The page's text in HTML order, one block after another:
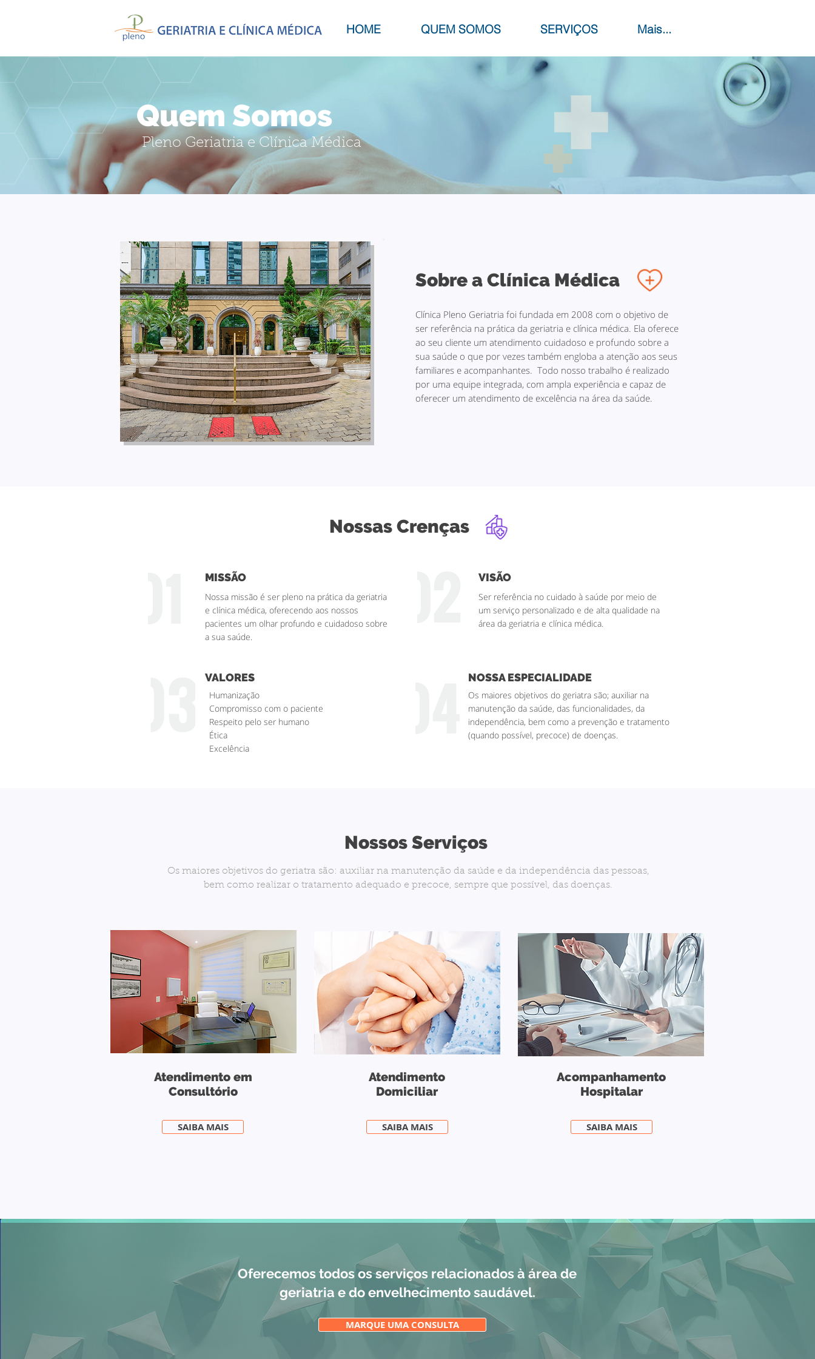
HOME QUEM SOMOS SERVIÇOS Mais...
Sobre a Clínica Médica
Clínica Pleno Geriatria foi fundada em 2008 com o objetivo de
ser referência na prática da geriatria e clínica médica. Ela oferece
ao seu cliente um atendimento cuidadoso e profundo sobre a
sua saúde o que por vezes também engloba a atenção aos seus
familiares e acompanhantes. Todo nosso trabalho é realizado
por uma equipe integrada, com ampla experiência e capaz de
oferecer um atendimento de excelência na área da saúde.
Quem Somos
Pleno Geriatria e Clínica Médica
Nossas Crenças
MISSÃO
Nossa missão é ser pleno na prática da geriatria
e clínica médica, oferecendo aos nossos
pacientes um olhar profundo e cuidadoso sobre
a sua saúde.
VISÃO
Ser referência no cuidado à saúde por meio de
um serviço personalizado e de alta qualidade na
área da geriatria e clínica médica.
VALORES
Humanização
Compromisso com o paciente
Respeito pelo ser humano
Ética
Excelência
NOSSA ESPECIALIDADE
Os maiores objetivos do geriatra são; auxiliar na
manutenção da saúde, das funcionalidades, da
independência, bem como a prevenção e tratamento
(quando possível, precoce) de doenças.
Nossos Serviços
Os maiores objetivos do geriatra são: auxiliar na manutenção da saúde e da independência das pessoas,
bem como realizar o tratamento adequado e precoce, sempre que possível, das doenças.
Atendimento em
Consultório
SAIBA MAIS
Atendimento
Domiciliar
SAIBA MAIS
Acompanhamento
Hospitalar
SAIBA MAIS
Oferecemos todos os serviços relacionados à área de
geriatria e do envelhecimento saudável.
MARQUE UMA CONSULTA